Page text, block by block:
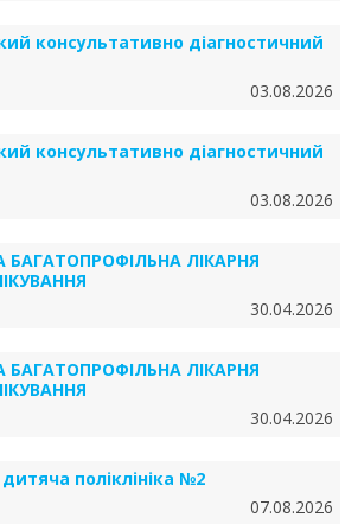
консультативно діагностичний
03.08.2026
консультативно діагностичний
03.08.2026
ЛІКАРНЯ
30.04.2026
ЛІКАРНЯ
30.04.2026
поліклініка №2
07.08.2026